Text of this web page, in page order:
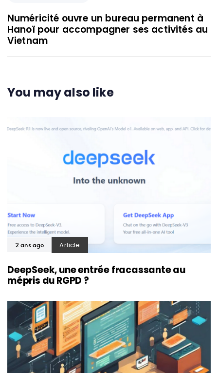
Numéricité ouvre un bureau permanent à
Hanoï pour accompagner ses activités au
Vietnam
You may also like
2 ans ago Article
DeepSeek, une entrée fracassante au
mépris du RGPD ?